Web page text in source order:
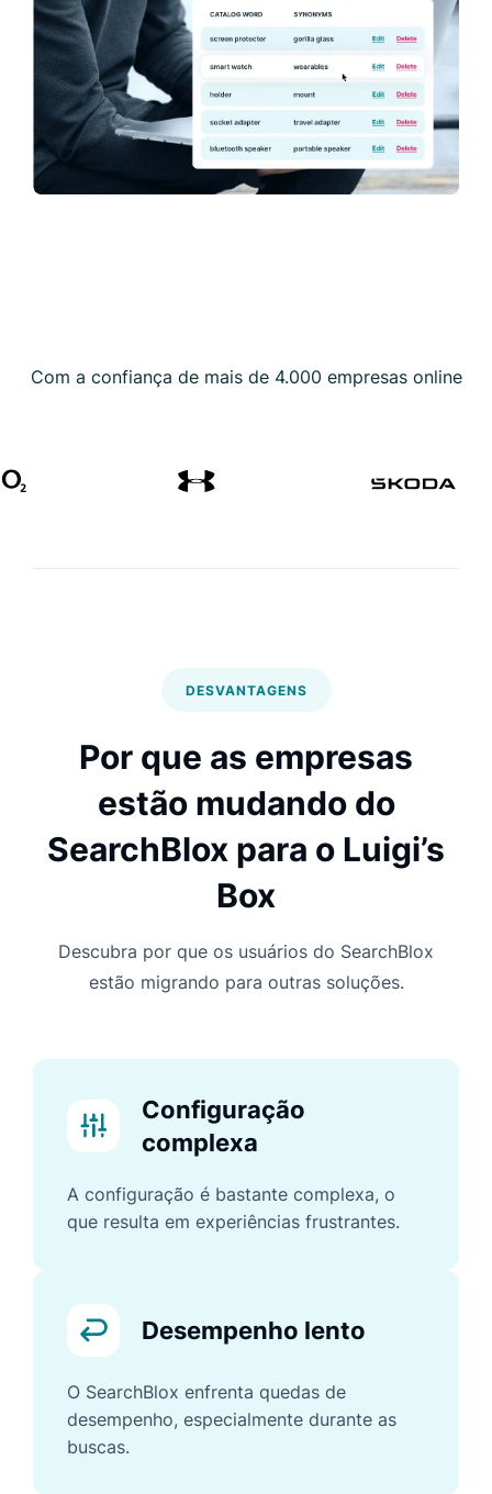
Com a confiança de mais de 4.000 empresas online
DESVANTAGENS
Por que as empresas
estão mudando do
SearchBlox para o Luigi’s
Box
Descubra por que os usuários do SearchBlox
estão migrando para outras soluções.
Configuração
complexa
A configuração é bastante complexa, o
que resulta em experiências frustrantes.
Desempenho lento
O SearchBlox enfrenta quedas de
desempenho, especialmente durante as
buscas.